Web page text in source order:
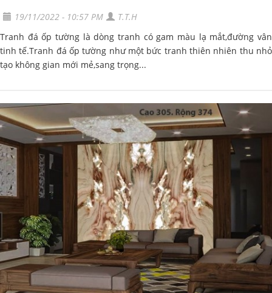
19/11/2022 - 10:57 PM
T.T.H
Tranh đá ốp tường là dòng tranh có gam màu lạ mắt,đường vân
tinh tế.Tranh đá ốp tường như một bức tranh thiên nhiên thu nhỏ
tạo không gian mới mẻ,sang trọng...